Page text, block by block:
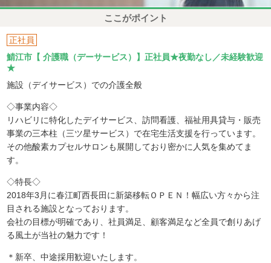
ここがポイント
正社員
鯖江市【 介護職（デーサービス）】正社員★夜勤なし／未経験歓迎
★
施設（デイサービス）での介護全般
◇事業内容◇
リハビリに特化したデイサービス、訪問看護、福祉用具貸与・販売
事業の三本柱（三ツ星サービス）で在宅生活支援を行っています。
その他酸素カプセルサロンも展開しており密かに人気を集めてま
す。
◇特長◇
2018年3月に春江町西長田に新築移転ＯＰＥＮ！幅広い方々から注
目される施設となっております。
会社の目標が明確であり、社員満足、顧客満足など全員で創りあげ
る風土が当社の魅力です！
＊新卒、中途採用歓迎いたします。